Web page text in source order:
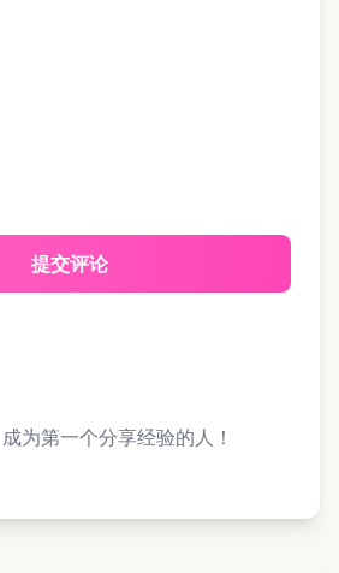
提交评论
为第一个分享经验的人！